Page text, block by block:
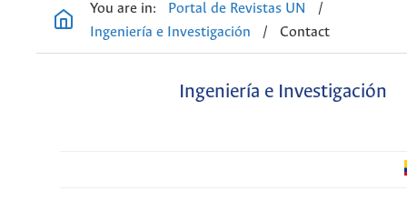
You are in: Portal de Revistas UN
/
Ingeniería e Investigación
/ Contact
Ingeniería e Investigación